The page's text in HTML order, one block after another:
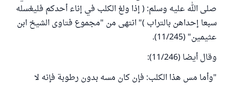
صلى الله عليه وسلم: ( إذا ولغ الكلب في إناء أحدكم فليغسله
سبعا إحداهن بالتراب )" انتهى من "مجموع فتاوى الشيخ ابن
عثيمين" (11/245).
وقال أيضا (11/246):
"وأما مس هذا الكلب: فإن كان مسه بدون رطوبة فإنه لا